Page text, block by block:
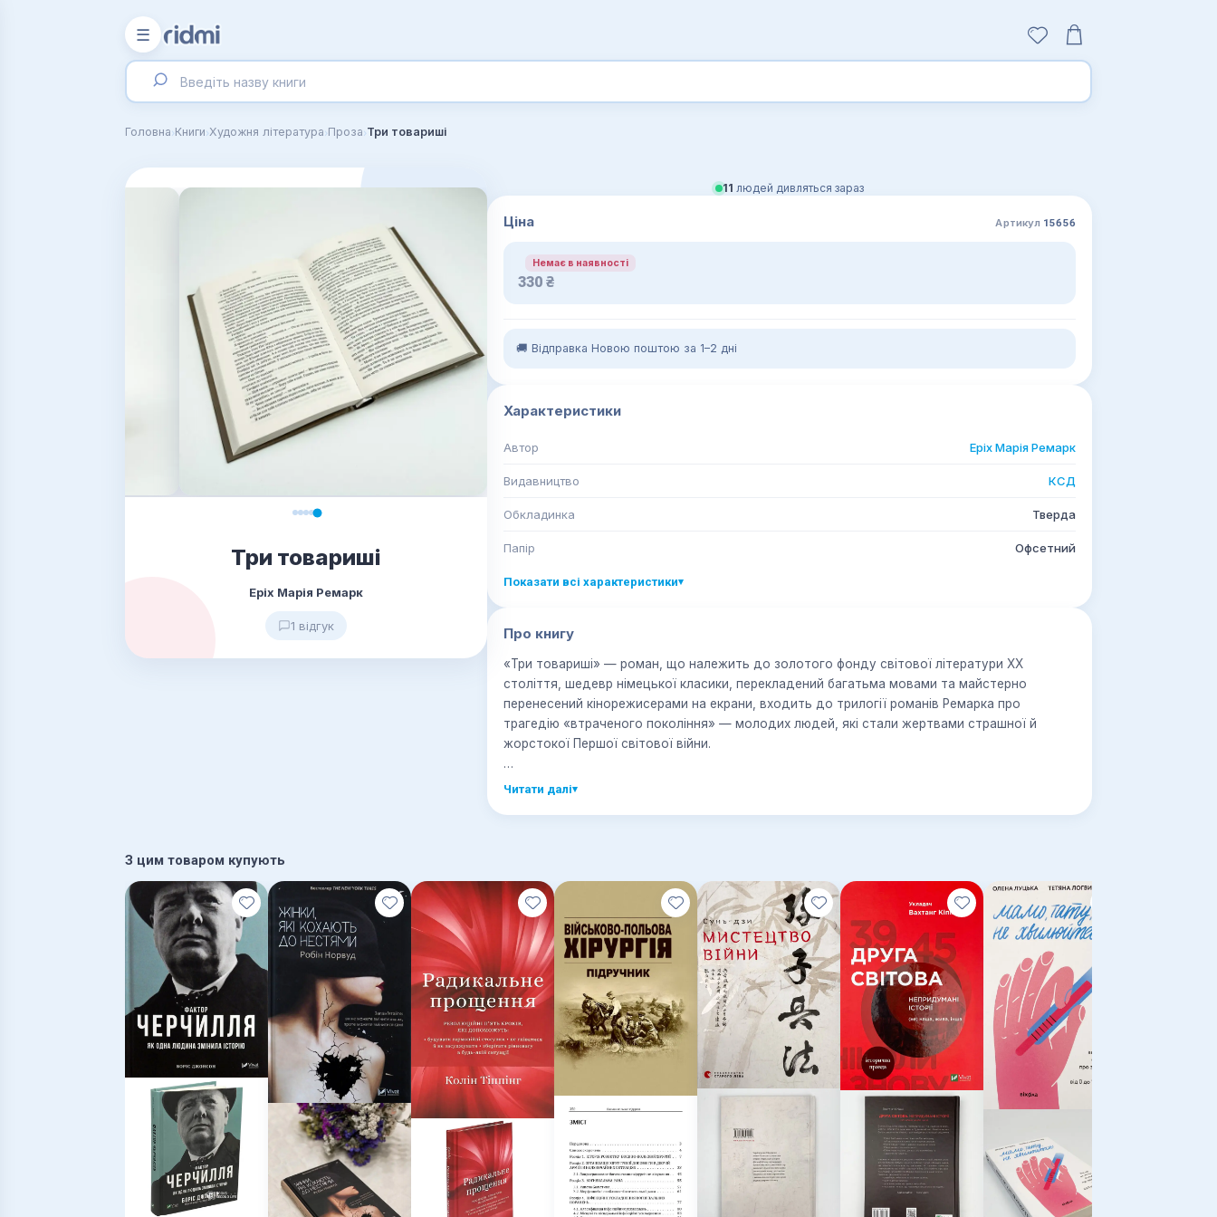
☰
Головна›Книги›Художня література›Проза›Три товариші
Три товариші
Еріх Марія Ремарк
1 відгук
11 людей дивляться зараз
Ціна Артикул 15656
Немає в наявності
330 ₴
🚚 Відправка Новою поштою за 1–2 дні
Характеристики
Автор Еріх Марія Ремарк
Видавництво КСД
Обкладинка Тверда
Папір Офсетний
Показати всі характеристики▾
Про книгу
«Три товариші» — роман, що належить до золотого фонду світової літератури ХХ
століття, шедевр німецької класики, перекладений багатьма мовами та майстерно
перенесений кінорежисерами на екрани, входить до трилогії романів Ремарка про
трагедію «втраченого покоління» — молодих людей, які стали жертвами страшної й
жорстокої Першої світової війни.
Міцна дружба, справжня любов і щира радість від простого «бути» — це те, чим живуть
день.
Роберт, Отто, Готфрід і прекрасна Пат — їхні долі сплелися на сторінках роману. Справжня
чоловіча дружба, шалена любов, щастя від кожного прожитого дня і жах від вимушеної
трагічної розлуки…
Читати далі▾
З цим товаром купують